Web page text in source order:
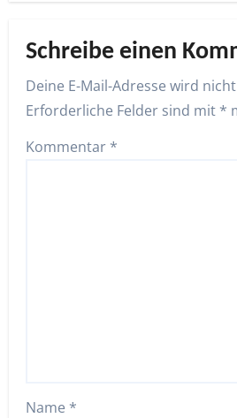
Schreibe einen
Deine E-Mail-Adresse wird
Erforderliche Felder sind mit *
Kommentar *
Name *